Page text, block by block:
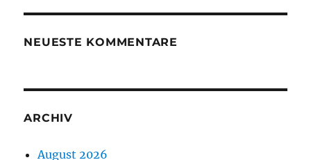
NEUESTE KOMMENTARE
ARCHIV
August 2026